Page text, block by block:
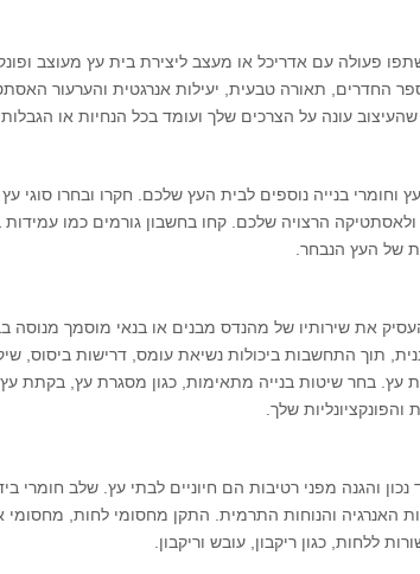
שתפו פעולה עם אדריכל או מעצב ליצירת בית עץ מעוצב
החדרים, תאורה טבעית, יעילות אנרגטית והערעור
עונה על הצרכים שלך ועומד בכל הנחיות או הגבלות
וחומרי בנייה נוספים לבית העץ שלכם. חקרו ובחרו סוגי עץ
הרצויה שלכם. קחו בחשבון גורמים כמו עמידות
של העץ הנבחר.
את שירותיו של מהנדס מבנים או בנאי מוסמך מנוסה
תוך התחשבות ביכולות נשיאת עומס, דרישות ביסוס,
עץ. בחר שיטות בנייה מתאימות, כגון מסגרת עץ, בקתת עץ
שלך.
נכון והגנה מפני רטיבות הם חיוניים לבתי עץ. שלב חומרי
האנרגיה והנוחות התרמית. התקן מחסומי לחות, מחסומי
ללחות, כגון ריקבון, עובש וריקבון.